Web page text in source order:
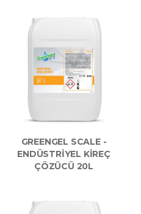
GREENGEL SCALE -
ENDÜSTRIYEL KIREÇ
ÇÖZÜCÜ 20L